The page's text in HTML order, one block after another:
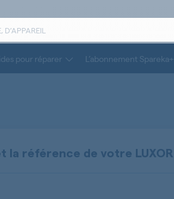
pour réparer L’abonnement Spareka+
la référence de votre LUXOR